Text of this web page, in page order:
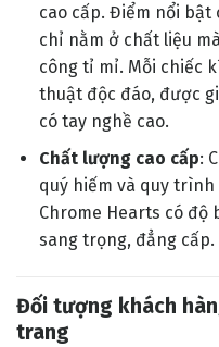
cao cấp. Điểm nổi
chỉ nằm ở chất liệu
công tỉ mỉ. Mỗi chiếc
thuật độc đáo, được
có tay nghề cao.
Chất lượng cao cấp:
quý hiếm và quy
Chrome Hearts có độ
sang trọng, đẳng cấp.
Đối tượng khách
trang